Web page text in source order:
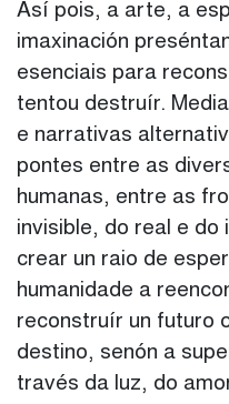
Así pois, a arte, a
imaxinación
esenciais para
tentou destruír.
e narrativas
pontes entre as
humanas, entre as
invisible, do real e do
crear un raio de
humanidade a
reconstruír un futuro
destino, senón a
través da luz, do